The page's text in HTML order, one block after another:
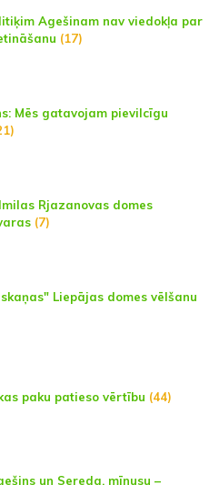
Agešinam nav viedokļa par
(17)
Mēs gatavojam pievilcīgu
Rjazanovas domes
(7)
Liepājas domes vēlšanu
paku patieso vērtību (44)
un Sereda, mīnusu –